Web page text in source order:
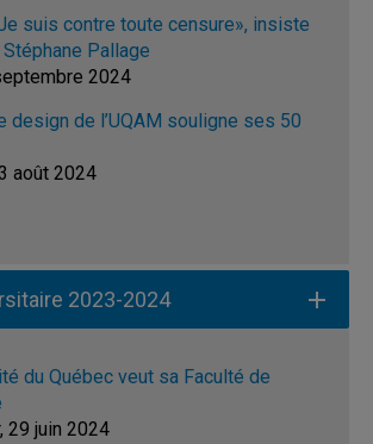
suis contre toute censure», insiste
Pallage
2024
design de l’UQAM souligne ses 50
août 2024
2023-2024
du Québec veut sa Faculté de
29 juin 2024